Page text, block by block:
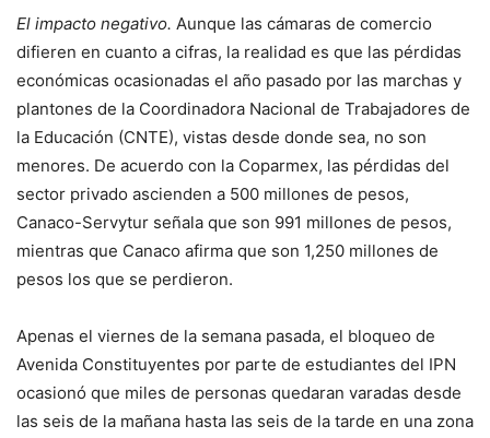
El impacto negativo. Aunque las cámaras de comercio
difieren en cuanto a cifras, la realidad es que las pérdidas
económicas ocasionadas el año pasado por las marchas y
plantones de la Coordinadora Nacional de Trabajadores de
la Educación (CNTE), vistas desde donde sea, no son
menores. De acuerdo con la Coparmex, las pérdidas del
sector privado ascienden a 500 millones de pesos,
Canaco-Servytur señala que son 991 millones de pesos,
mientras que Canaco afirma que son 1,250 millones de
pesos los que se perdieron.
Apenas el viernes de la semana pasada, el bloqueo de
Avenida Constituyentes por parte de estudiantes del IPN
ocasionó que miles de personas quedaran varadas desde
las seis de la mañana hasta las seis de la tarde en una zona